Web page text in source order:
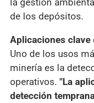
de los depósitos.
Aplicaciones clave
Uno de los usos
minería es la
operativos. "La
detección